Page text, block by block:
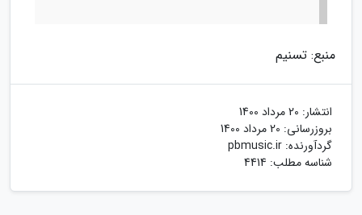
منبع: تسنیم
انتشار: 20 مرداد 1400
بروزرسانی: 20 مرداد 1400
گردآورنده: pbmusic.ir
شناسه مطلب: 4414